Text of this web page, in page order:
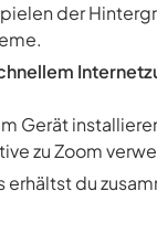
der
Gerät
zu Zoom
erhältst du